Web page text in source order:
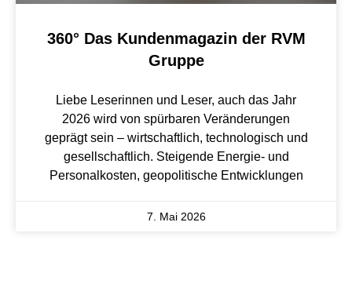
360° Das Kundenmagazin der RVM
Gruppe
Liebe Leserinnen und Leser, auch das Jahr
2026 wird von spürbaren Veränderungen
geprägt sein – wirtschaftlich, technologisch und
gesellschaftlich. Steigende Energie- und
Personalkosten, geopolitische Entwicklungen
7. Mai 2026